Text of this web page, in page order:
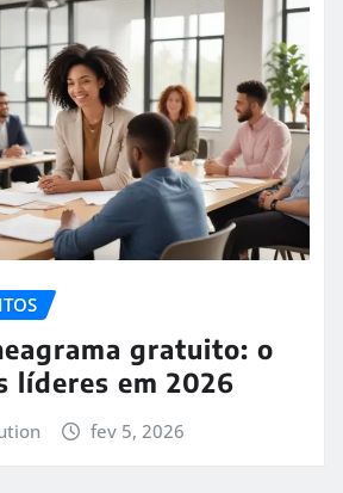
gratuito: o
líderes em 2026
fev 5, 2026